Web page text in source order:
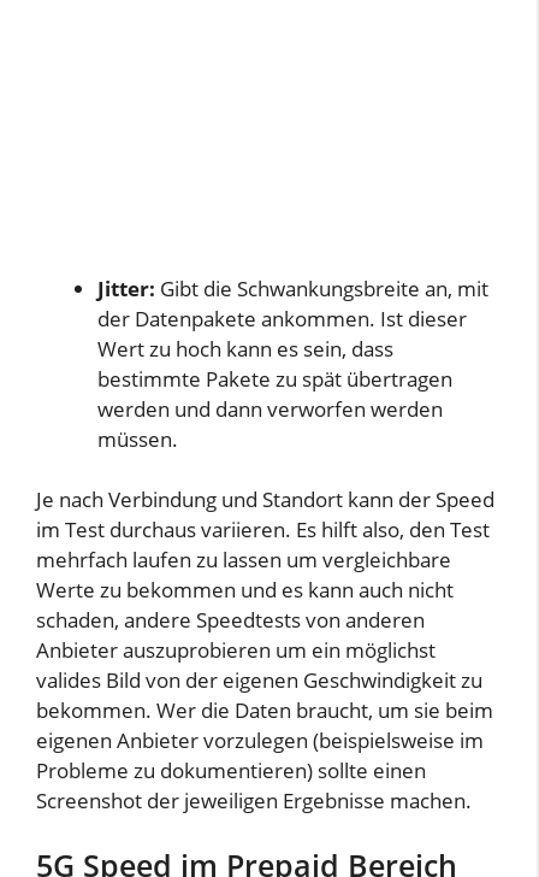
Jitter: Gibt die Schwankungsbreite an, mit
der Datenpakete ankommen. Ist dieser
Wert zu hoch kann es sein, dass
bestimmte Pakete zu spät übertragen
werden und dann verworfen werden
müssen.
Je nach Verbindung und Standort kann der Speed
im Test durchaus variieren. Es hilft also, den Test
mehrfach laufen zu lassen um vergleichbare
Werte zu bekommen und es kann auch nicht
schaden, andere Speedtests von anderen
Anbieter auszuprobieren um ein möglichst
valides Bild von der eigenen Geschwindigkeit zu
bekommen. Wer die Daten braucht, um sie beim
eigenen Anbieter vorzulegen (beispielsweise im
Probleme zu dokumentieren) sollte einen
Screenshot der jeweiligen Ergebnisse machen.
5G Speed im Prepaid Bereich